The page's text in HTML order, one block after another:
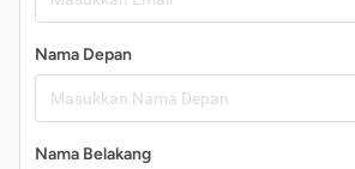
Nama Depan
Nama Belakang